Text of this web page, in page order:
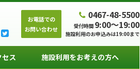
お電話での
お問い合わせ
0467-48-5500
受付時間 9:00～19:00
施設利用のお申込みは19:00まで
セス 施設利用をお考えの方へ